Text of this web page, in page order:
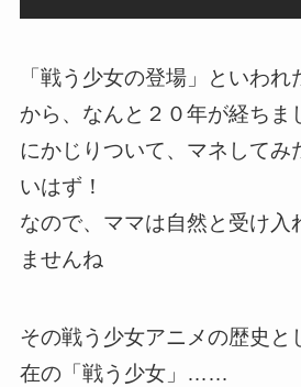
「戦う少女の登場」といわ
から、なんと２０年が経ちま
にかじりついて、マネしてみ
いはず！
なので、ママは自然と受け入
ませんね
その戦う少女アニメの歴史と
在の「戦う少女」……